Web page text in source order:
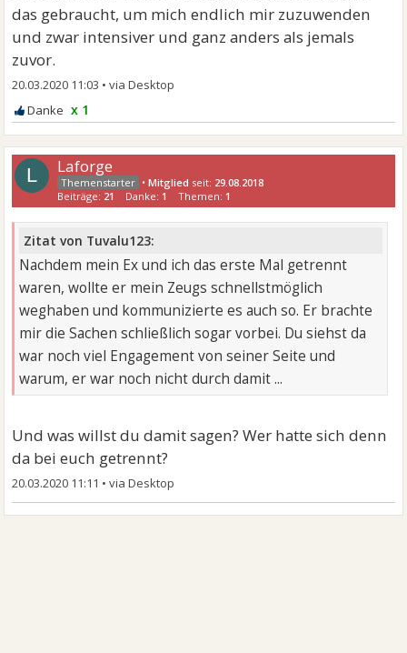
das gebraucht, um mich endlich mir zuzuwenden
und zwar intensiver und ganz anders als jemals
zuvor.
20.03.2020 11:03 •
x 1
L Laforge
•Mitglied seit: 29.08.2018
Beiträge: 21 Danke: 1 Themen: 1
Zitat von Tuvalu123:
Nachdem mein Ex und ich das erste Mal getrennt
waren, wollte er mein Zeugs schnellstmöglich
weghaben und kommunizierte es auch so. Er brachte
mir die Sachen schließlich sogar vorbei. Du siehst da
war noch viel Engagement von seiner Seite und
warum, er war noch nicht durch damit ...
Und was willst du damit sagen? Wer hatte sich denn
da bei euch getrennt?
20.03.2020 11:11 •